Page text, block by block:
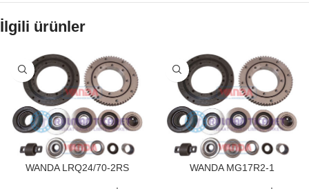
İlgili ürünler
WANDA LRQ24/70-2RS WANDA MG17R2-1